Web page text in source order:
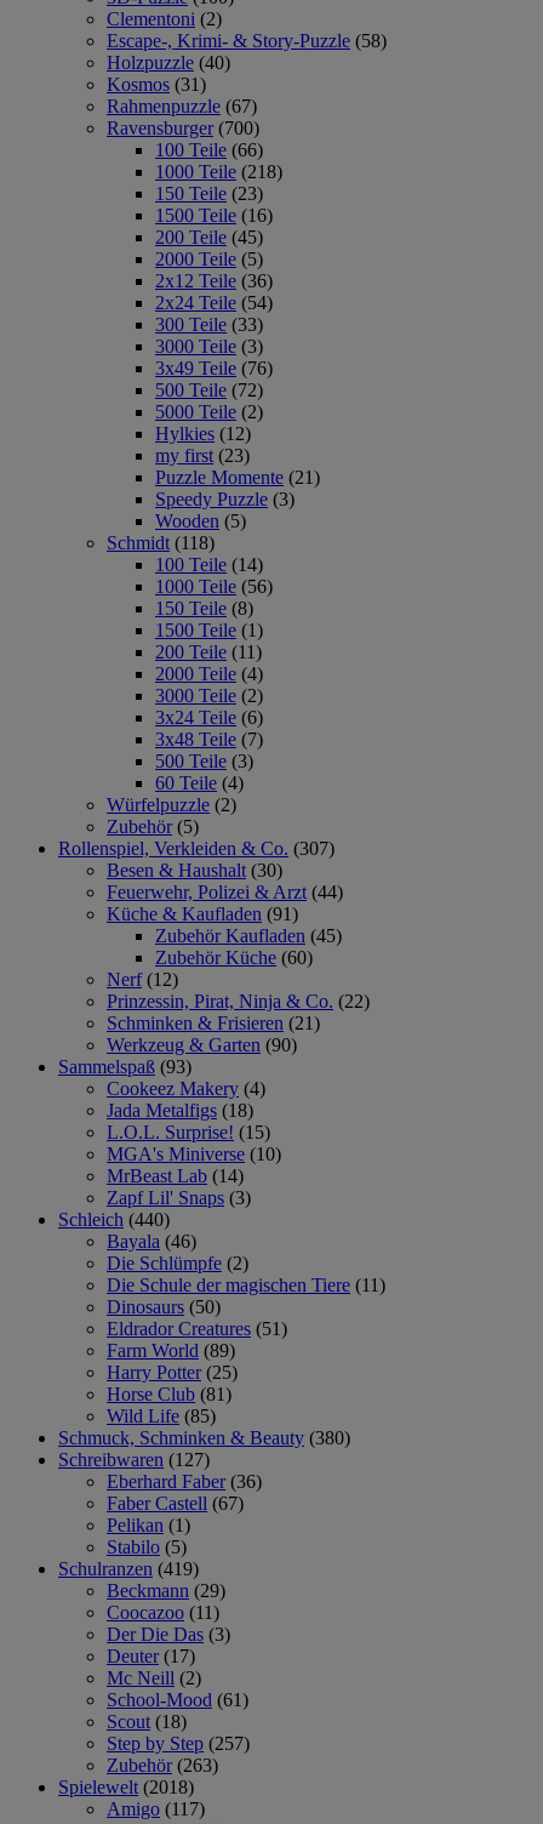
Clementoni (2)
Escape-, Krimi- & Story-Puzzle (58)
Holzpuzzle (40)
Kosmos (31)
Rahmenpuzzle (67)
Ravensburger (700)
100 Teile (66)
1000 Teile (218)
150 Teile (23)
1500 Teile (16)
200 Teile (45)
2000 Teile (5)
2x12 Teile (36)
2x24 Teile (54)
300 Teile (33)
3000 Teile (3)
3x49 Teile (76)
500 Teile (72)
5000 Teile (2)
Hylkies (12)
my first (23)
Puzzle Momente (21)
Speedy Puzzle (3)
Wooden (5)
Schmidt (118)
100 Teile (14)
1000 Teile (56)
150 Teile (8)
1500 Teile (1)
200 Teile (11)
2000 Teile (4)
3000 Teile (2)
3x24 Teile (6)
3x48 Teile (7)
500 Teile (3)
60 Teile (4)
Würfelpuzzle (2)
Zubehör (5)
Rollenspiel, Verkleiden & Co. (307)
Besen & Haushalt (30)
Feuerwehr, Polizei & Arzt (44)
Küche & Kaufladen (91)
Zubehör Kaufladen (45)
Zubehör Küche (60)
Nerf (12)
Prinzessin, Pirat, Ninja & Co. (22)
Schminken & Frisieren (21)
Werkzeug & Garten (90)
Sammelspaß (93)
Cookeez Makery (4)
Jada Metalfigs (18)
L.O.L. Surprise! (15)
MGA's Miniverse (10)
MrBeast Lab (14)
Zapf Lil' Snaps (3)
Schleich (440)
Bayala (46)
Die Schlümpfe (2)
Die Schule der magischen Tiere (11)
Dinosaurs (50)
Eldrador Creatures (51)
Farm World (89)
Harry Potter (25)
Horse Club (81)
Wild Life (85)
Schmuck, Schminken & Beauty (380)
Schreibwaren (127)
Eberhard Faber (36)
Faber Castell (67)
Pelikan (1)
Stabilo (5)
Schulranzen (419)
Beckmann (29)
Coocazoo (11)
Der Die Das (3)
Deuter (17)
Mc Neill (2)
School-Mood (61)
Scout (18)
Step by Step (257)
Zubehör (263)
Spielewelt (2018)
Amigo (117)